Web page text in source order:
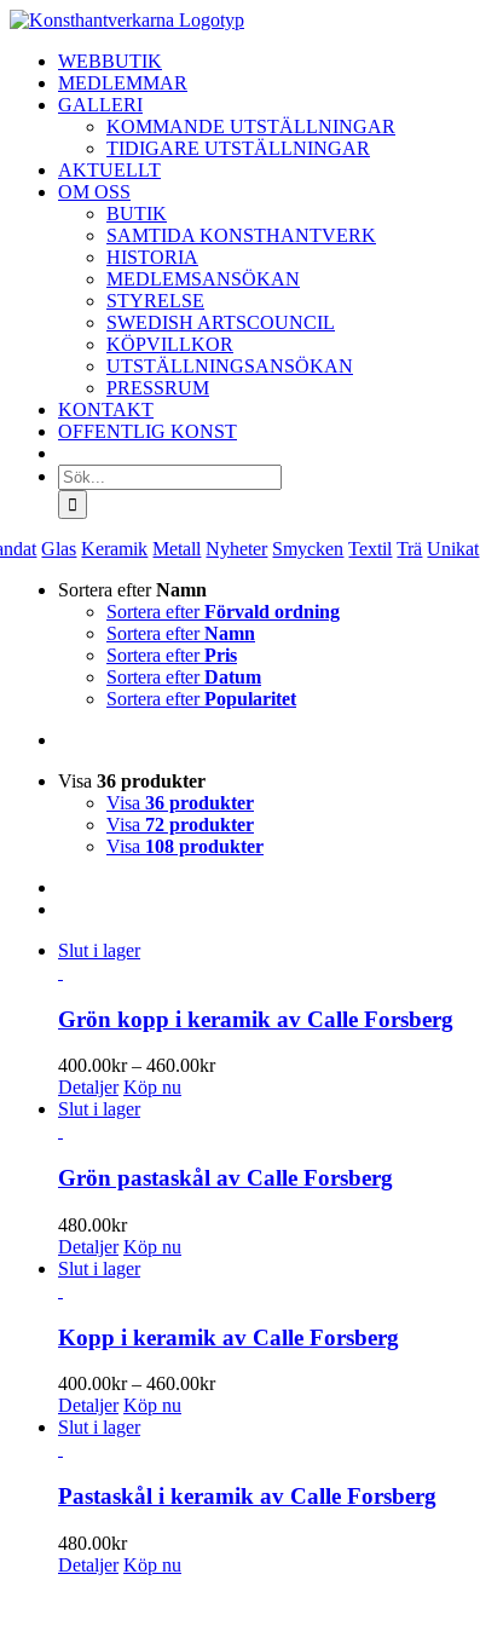
Fortsätt
innehålletWEBBUTIK
MEDLEMMAR
GALLERI
KOMMANDE UTSTÄLLNINGAR
TIDIGARE UTSTÄLLNINGAR
AKTUELLT
OM OSS
BUTIK
SAMTIDA KONSTHANTVERK
HISTORIA
MEDLEMSANSÖKAN
STYRELSE
SWEDISH ARTSCOUNCIL
KÖPVILLKOR
UTSTÄLLNINGSANSÖKAN
PRESSRUM
KONTAKT
OFFENTLIG KONST
Sök
efter:
Glas Keramik Metall Nyheter Smycken Textil Trä Unikat
Sortera efterNamn
Sortera efterFörvald ordning
Sortera efterNamn
Sortera efterPris
Sortera efterDatum
Sortera efterPopularitet
Visa 36 produkter
Visa 36 produkter
Visa 72 produkter
Visa 108 produkter
Slut i lager
Grön kopp i keramik av Calle Forsberg
400.00kr – 460.00krPrisintervall:
Detaljer Köp nu
Slut i lager
Grön pastaskål av Calle Forsberg
480.00kr
Detaljer Köp nu
Slut i lager
Kopp i keramik av Calle Forsberg
400.00kr – 460.00krPrisintervall:
Detaljer Köp nu
Slut i lager
Pastaskål i keramik av Calle Forsberg
480.00kr
Detaljer Köp nu